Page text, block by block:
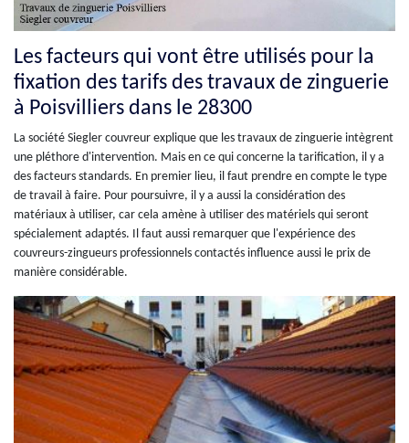
Les facteurs qui vont être utilisés pour la
fixation des tarifs des travaux de zinguerie
à Poisvilliers dans le 28300
La société Siegler couvreur explique que les travaux de zinguerie intègrent
une pléthore d'intervention. Mais en ce qui concerne la tarification, il y a
des facteurs standards. En premier lieu, il faut prendre en compte le type
de travail à faire. Pour poursuivre, il y a aussi la considération des
matériaux à utiliser, car cela amène à utiliser des matériels qui seront
spécialement adaptés. Il faut aussi remarquer que l'expérience des
couvreurs-zingueurs professionnels contactés influence aussi le prix de
manière considérable.